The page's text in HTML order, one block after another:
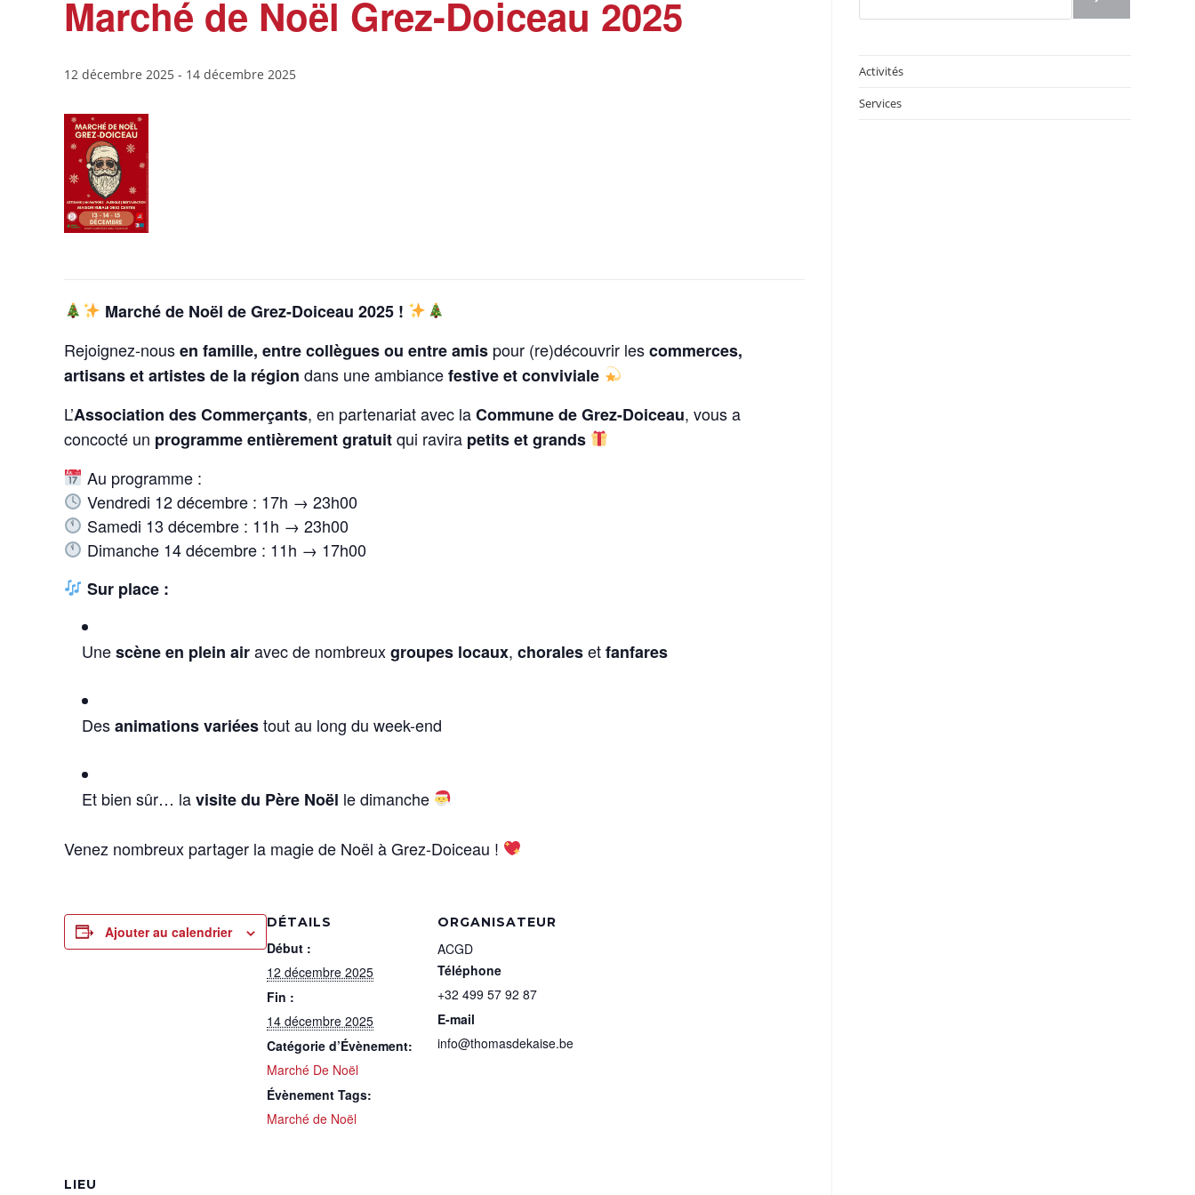
Marché de Noël Grez-Doiceau 2025
12 décembre 2025 - 14 décembre 2025
Marché de Noël de Grez-Doiceau 2025 !
Rejoignez-nousen famille, entre collègues ou entre amis pour (re)découvrir lescommerces,
artisans et artistes de la région dans une ambiancefestive et conviviale
L’Association des Commerçants, en partenariat avec laCommune de Grez-Doiceau, vous a
concocté un programme entièrement gratuitqui ravira petits et grands
Au programme :
Vendredi 12 décembre : 17h → 23h00
Samedi 13 décembre : 11h → 23h00
Dimanche 14 décembre : 11h → 17h00
Sur place :
Unescène en plein airavec de nombreuxgroupes locaux, choralesetfanfares
Desanimations variéestout au long du week-end
Et bien sûr… lavisite du Père Noël le dimanche
Venez nombreux partager la magie de Noël à Grez-Doiceau !
Ajouter au calendrier
DÉTAILS
Début :
12 décembre 2025
Fin :
14 décembre 2025
Catégorie d’Évènement:
Marché De Noël
Évènement Tags:
Marché de Noël
ORGANISATEUR
ACGD
Téléphone
+32 499 57 92 87
E-mail
info@thomasdekaise.be
LIEU
Activités
Services